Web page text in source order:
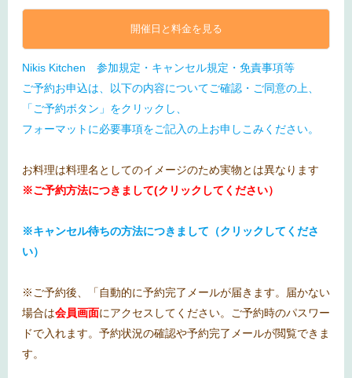
開催日と料金を見る
Nikis Kitchen 参加規定・キャンセル規定・免責事項等
ご予約お申込は、以下の内容についてご確認・ご同意の上、
「ご予約ボタン」をクリックし、
フォーマットに必要事項をご記入の上お申しこみください。
お料理は料理名としてのイメージのため実物とは異なります
※ご予約方法につきまして(クリックしてください）
※キャンセル待ちの方法につきまして（クリックしてくださ
い）
※ご予約後、「自動的に予約完了メールが届きます。届かない
場合は会員画面にアクセスしてください。ご予約時のパスワー
ドで入れます。予約状況の確認や予約完了メールが閲覧できま
す。